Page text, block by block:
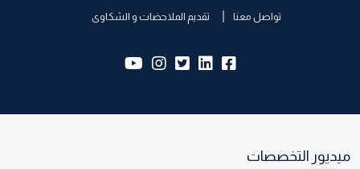
تواصل معنا تقديم الملاحضات و الشكاوى
fb:
lk:
tw:
insta:
yb:
ميديور التخصصات